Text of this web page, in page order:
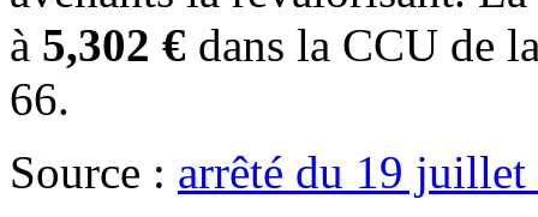
à 5,302 € dans la CCU de
66.
Source : arrêté du 19 juillet